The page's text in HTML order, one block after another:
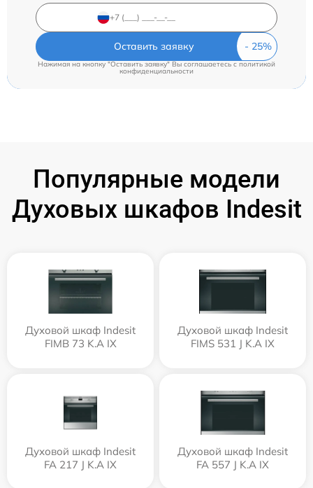
Оставить заявку
Нажимая на кнопку "Оставить заявку" Вы соглашаетесь cполитикой
конфиденциальности
Популярные модели
Духовых шкафов Indesit
Духовой шкаф Indesit
FIMB 73 K.A IX
Духовой шкаф Indesit
FIMS 531 J K.A IX
Духовой шкаф Indesit
FA 217 J K.A IX
Духовой шкаф Indesit
FA 557 J K.A IX